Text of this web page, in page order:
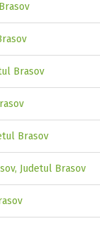
Brasov
Brasov
Judetul Brasov